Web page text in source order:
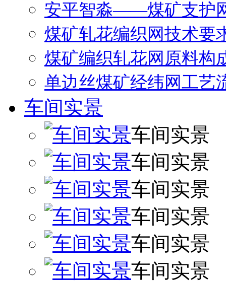
安平智淼——煤矿支护
煤矿轧花编织网技术要
煤矿编织轧花网原料构
单边丝煤矿经纬网工艺
车间实景
车间实景
车间实景
车间实景
车间实景
车间实景
车间实景